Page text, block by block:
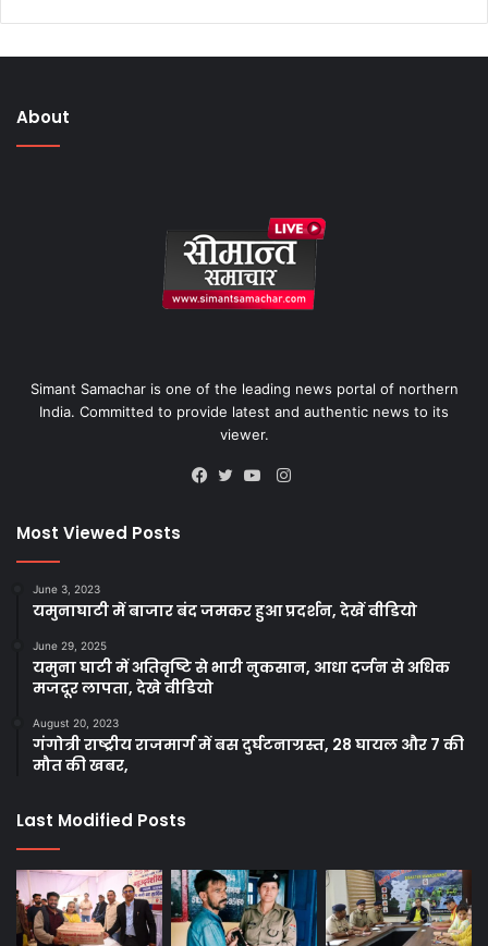
About
Simant Samachar is one of the leading news portal of northern
India. Committed to provide latest and authentic news to its
viewer.
Instagram
Most Viewed Posts
June 3, 2023
यमुनाघाटी में बाजार बंद जमकर हुआ प्रदर्शन, देखें वीडियो
June 29, 2025
यमुना घाटी में अतिवृष्टि से भारी नुकसान, आधा दर्जन से अधिक
मजदूर लापता, देखे वीडियो
August 20, 2023
गंगोत्री राष्ट्रीय राजमार्ग में बस दुर्घटनाग्रस्त, 28 घायल और 7 की
मौत की खबर,
Last Modified Posts